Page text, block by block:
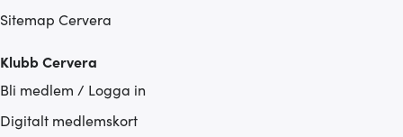
Sitemap Cervera
Klubb Cervera
Bli medlem / Logga in
Digitalt medlemskort